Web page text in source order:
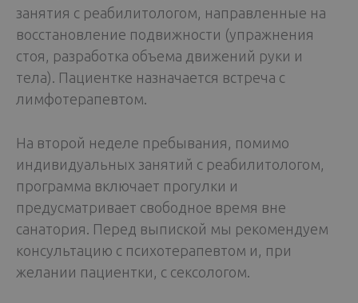
занятия с реабилитологом, направленные на
восстановление подвижности (упражнения
стоя, разработка объема движений руки и
тела). Пациентке назначается встреча с
лимфотерапевтом.
На второй неделе пребывания, помимо
индивидуальных занятий с реабилитологом,
программа включает прогулки и
предусматривает свободное время вне
санатория. Перед выпиской мы рекомендуем
консультацию с психотерапевтом и, при
желании пациентки, с сексологом.